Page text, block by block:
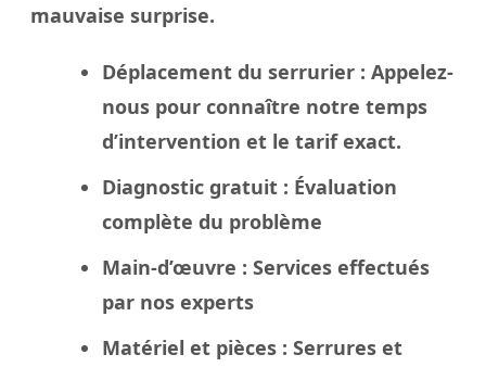
mauvaise surprise.
Déplacement du serrurier : Appelez-
nous pour connaître notre temps
d’intervention et le tarif exact.
Diagnostic gratuit : Évaluation
complète du problème
Main-d’œuvre : Services effectués
par nos experts
Matériel et pièces : Serrures et